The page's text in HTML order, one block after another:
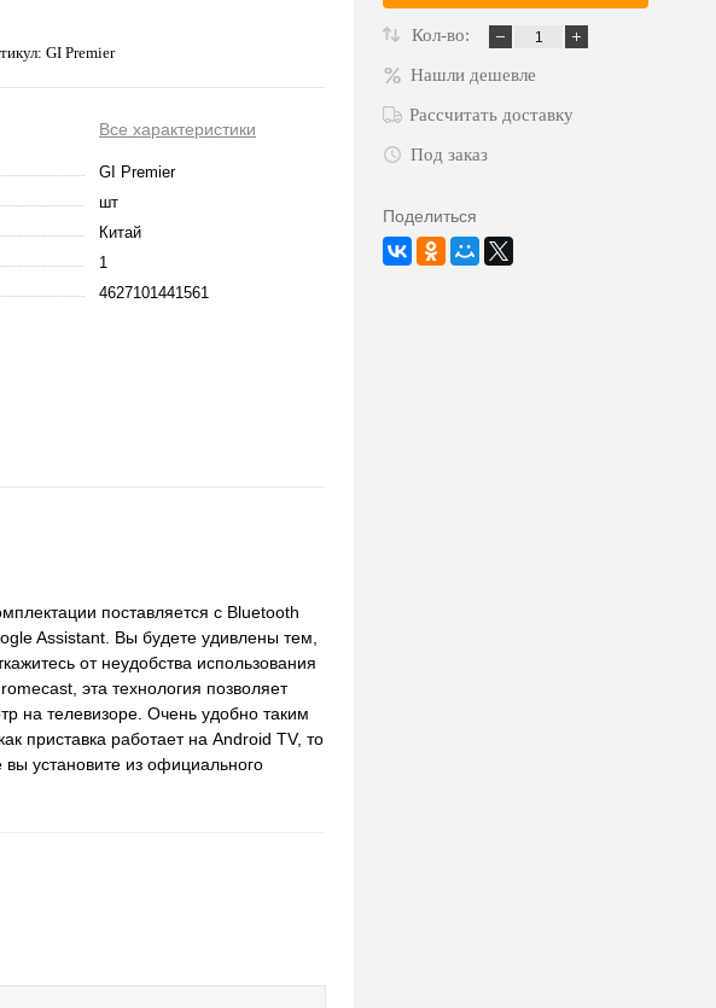
GI Premier
Все характеристики
GI Premier
шт
Китай
1
4627101441561
поставляется с Bluetooth
Assistant. Вы будете удивлены тем,
от неудобства использования
эта технология позволяет
на телевизоре. Очень удобно таким
приставка работает на Android TV, то
установите из официального
Кол-во:
Нашли дешевле
Рассчитать доставку
Под заказ
Поделиться